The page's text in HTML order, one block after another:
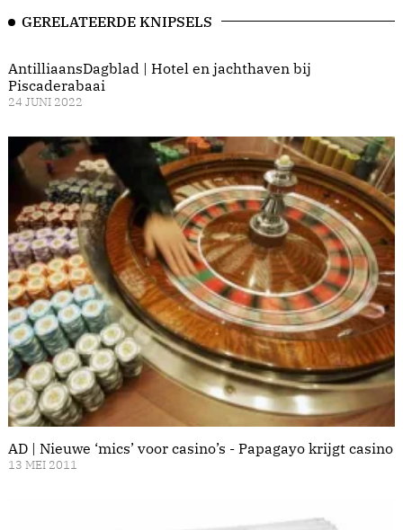
GERELATEERDE KNIPSELS
AntilliaansDagblad | Hotel en jachthaven bij
Piscaderabaai
24 JUNI 2022
AD | Nieuwe ‘mics’ voor casino’s - Papagayo krijgt casino
13 MEI 2011